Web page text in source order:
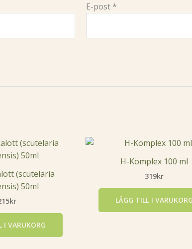
E-post *
(scutelaria
50ml
kr
I VARUKORG
H-Komplex 100 ml
319kr
LÄGG TILL I VARUKORG